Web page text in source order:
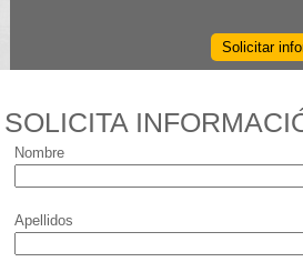
Solicitar
SOLICITA
Nombre
Apellidos